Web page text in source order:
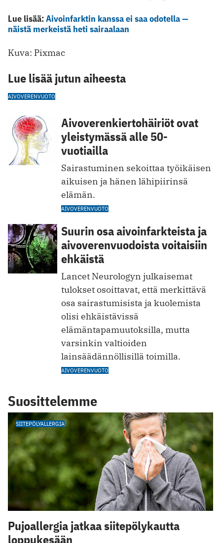
Lue lisää:Aivoinfarktin kanssa ei saa odotella —
näistä merkeistä heti sairaalaan
Kuva: Pixmac
Lue lisää jutun aiheesta
AIVOVERENVUOTO
Aivoverenkiertohäiriöt ovat
yleistymässä alle 50-
vuotiailla
Sairastuminen sekoittaa työikäisen
aikuisen ja hänen lähipiirinsä
elämän.
AIVOVERENVUOTO
Suurin osa aivoinfarkteista ja
aivoverenvuodoista voitaisiin
ehkäistä
Lancet Neurologyn julkaisemat
tulokset osoittavat, että merkittävä
osa sairastumisista ja kuolemista
olisi ehkäistävissä
elämäntapamuutoksilla, mutta
varsinkin valtioiden
lainsäädännöllisillä toimilla.
AIVOVERENVUOTO
Suosittelemme
SIITEPÖLYALLERGIA
Pujoallergia jatkaa siitepölykautta
loppukesään